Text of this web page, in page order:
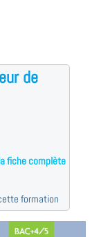
de
fiche complète
formation